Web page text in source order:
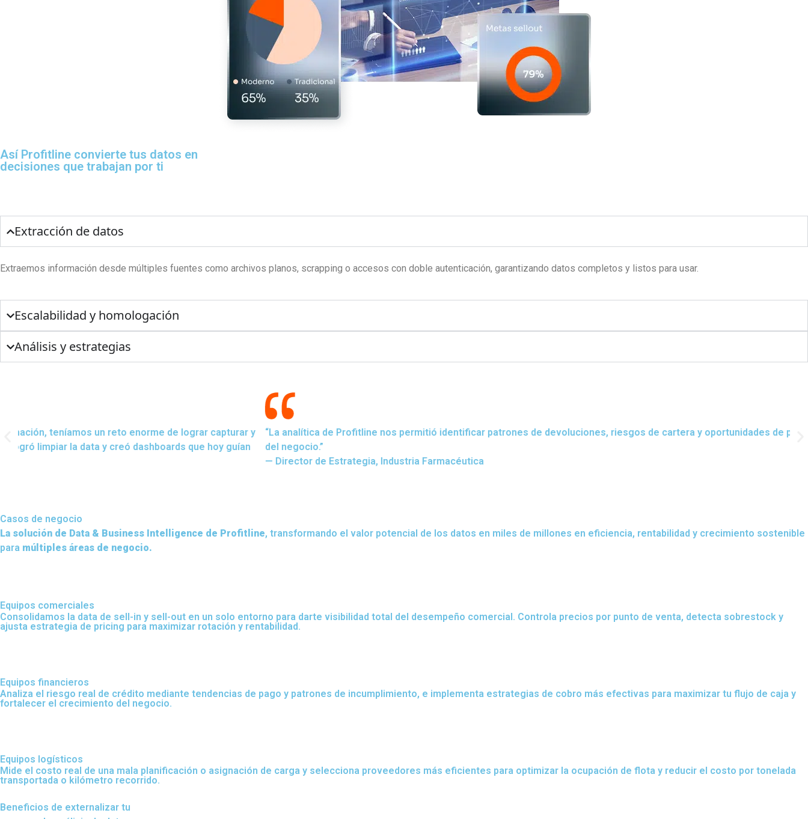
Así Profitline convierte tus datos en
decisiones que trabajan por ti
Extracción de datos
Extraemos información desde múltiples fuentes como archivos planos, scrapping o accesos con doble autenticación, garantizando datos completos y listos para usar.
Escalabilidad y homologación
Análisis y estrategias
“La analítica de Profitline nos permitió identificar patrones de devoluciones, riesgos de cartera y oportunidades de pricing. La calidad del dato mejoró toda la rentabilidad
del negocio.”
Casos de negocio
La solución de Data & Business Intelligence de Profitline, transformando el valor potencial de los datos en miles de millones en eficiencia, rentabilidad y crecimiento sostenible
para múltiples áreas de negocio.
Equipos comerciales
Consolidamos la data de sell-in y sell-out en un solo entorno para darte visibilidad total del desempeño comercial. Controla precios por punto de venta, detecta sobrestock y
ajusta estrategia de pricing para maximizar rotación y rentabilidad.
Equipos financieros
Analiza el riesgo real de crédito mediante tendencias de pago y patrones de incumplimiento, e implementa estrategias de cobro más efectivas para maximizar tu flujo de caja y
fortalecer el crecimiento del negocio.
Equipos logísticos
Mide el costo real de una mala planificación o asignación de carga y selecciona proveedores más eficientes para optimizar la ocupación de flota y reducir el costo por tonelada
transportada o kilómetro recorrido.
Beneficios de externalizar tu